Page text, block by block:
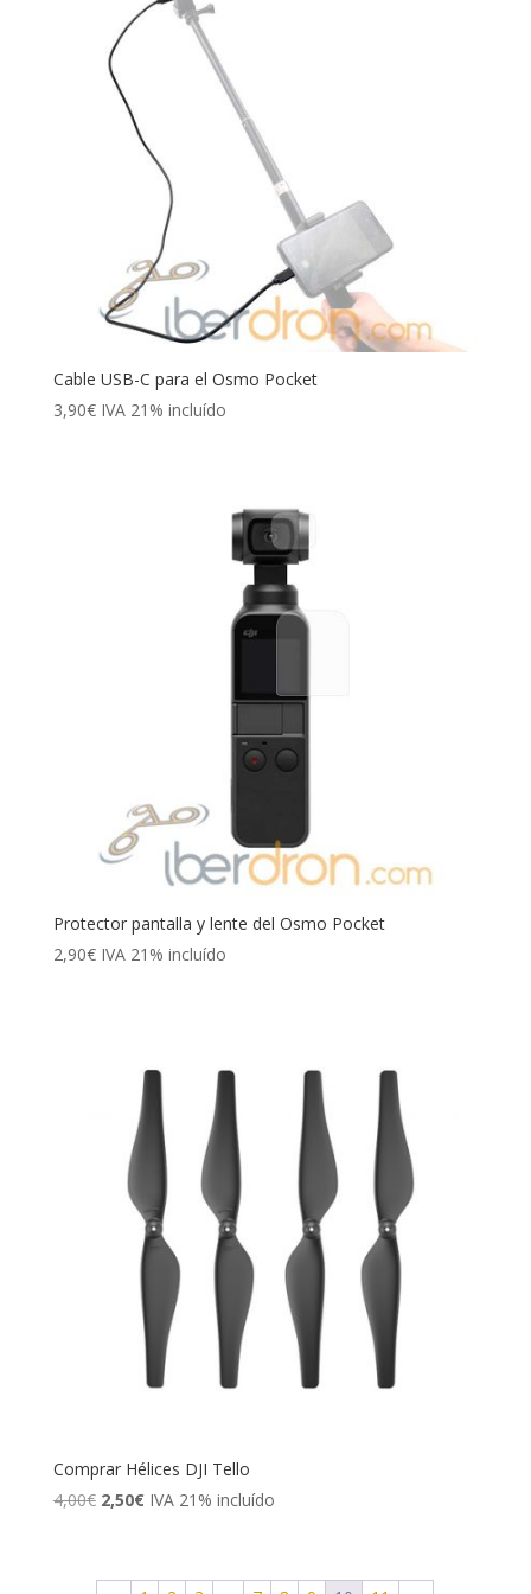
Cable USB-C para el Osmo Pocket
3,90€ IVA 21% incluído
Protector pantalla y lente del Osmo Pocket
2,90€ IVA 21% incluído
Comprar Hélices DJI Tello
4,00€ El
era:
2,50€El
es:
IVA 21% incluído